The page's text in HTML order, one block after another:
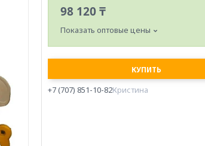
98 120 ₸
Показать оптовые цены
КУПИТЬ
+7 (707) 851-10-82Кристина